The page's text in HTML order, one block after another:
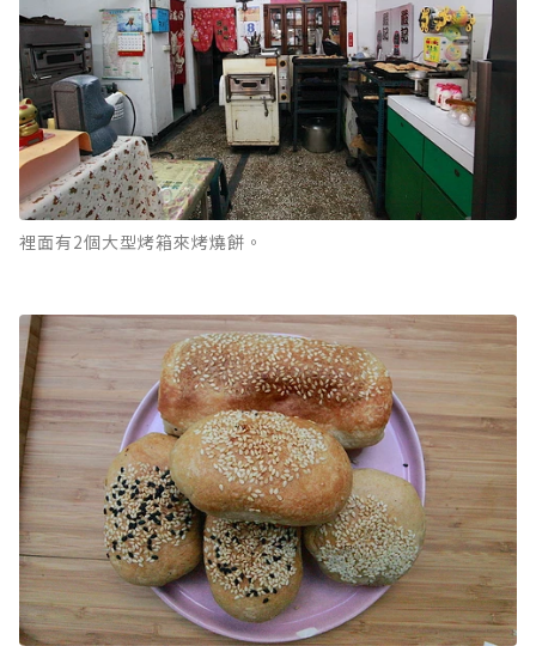
裡面有2個大型烤箱來烤燒餅。